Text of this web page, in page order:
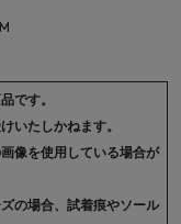
です。
いたしかねます。
像を使用している場合が
の場合、試着痕やソール